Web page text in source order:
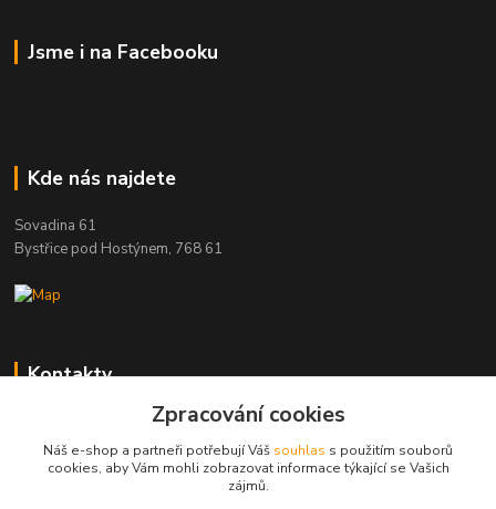
Jsme i na Facebooku
Kde nás najdete
Sovadina 61
Bystřice pod Hostýnem, 768 61
Kontakty
DŘEVOPRODUKT BEDNAŘÍK s.r.o.
+420 739 454 600
(Po-Pá, 7-15 hod.)
Zpracování cookies
Náš e-shop a partneři potřebují Váš souhlas s použitím souborů
cookies, aby Vám mohli zobrazovat informace týkající se Vašich
zájmů.